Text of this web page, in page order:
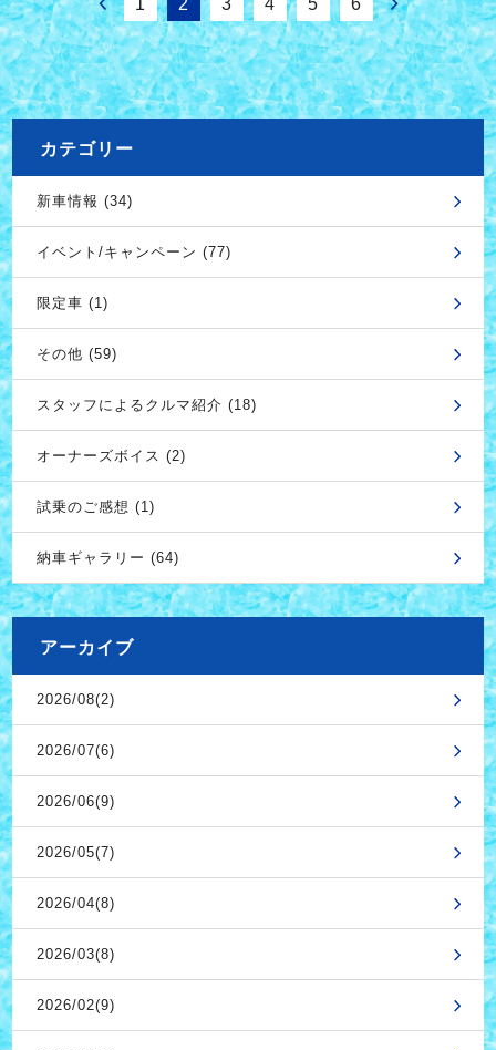
1 2 3 4 5 6
カテゴリー
新車情報 (34)
イベント/キャンペーン (77)
限定車 (1)
その他 (59)
スタッフによるクルマ紹介 (18)
オーナーズボイス (2)
試乗のご感想 (1)
納車ギャラリー (64)
アーカイブ
2026/08(2)
2026/07(6)
2026/06(9)
2026/05(7)
2026/04(8)
2026/03(8)
2026/02(9)